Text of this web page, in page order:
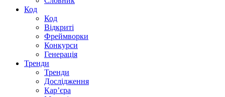
Код
Код
Відкриті
Фреймворки
Конкурси
Генерація
Тренди
Тренди
Дослідження
Кар’єра